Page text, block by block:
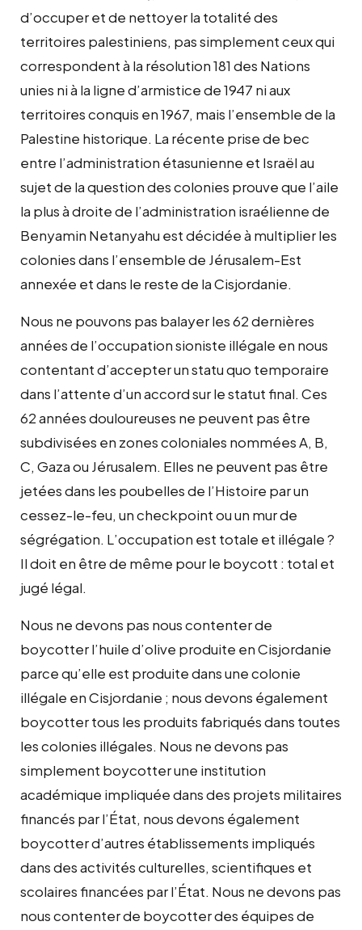
d’occuper et de nettoyer la totalité des
territoires palestiniens, pas simplement ceux qui
correspondent à la résolution 181 des Nations
unies ni à la ligne d’armistice de 1947 ni aux
territoires conquis en 1967, mais l’ensemble de la
Palestine historique. La récente prise de bec
entre l’administration étasunienne et Israël au
sujet de la question des colonies prouve que l’aile
la plus à droite de l’administration israélienne de
Benyamin Netanyahu est décidée à multiplier les
colonies dans l’ensemble de Jérusalem-Est
annexée et dans le reste de la Cisjordanie.
Nous ne pouvons pas balayer les 62 dernières
années de l’occupation sioniste illégale en nous
contentant d’accepter un statu quo temporaire
dans l’attente d’un accord sur le statut final. Ces
62 années douloureuses ne peuvent pas être
subdivisées en zones coloniales nommées A, B,
C, Gaza ou Jérusalem. Elles ne peuvent pas être
jetées dans les poubelles de l’Histoire par un
cessez-le-feu, un checkpoint ou un mur de
ségrégation. L’occupation est totale et illégale ?
Il doit en être de même pour le boycott : total et
jugé légal.
Nous ne devons pas nous contenter de
boycotter l’huile d’olive produite en Cisjordanie
parce qu’elle est produite dans une colonie
illégale en Cisjordanie ; nous devons également
boycotter tous les produits fabriqués dans toutes
les colonies illégales. Nous ne devons pas
simplement boycotter une institution
académique impliquée dans des projets militaires
financés par l’État, nous devons également
boycotter d’autres établissements impliqués
dans des activités culturelles, scientifiques et
scolaires financées par l’État. Nous ne devons pas
nous contenter de boycotter des équipes de